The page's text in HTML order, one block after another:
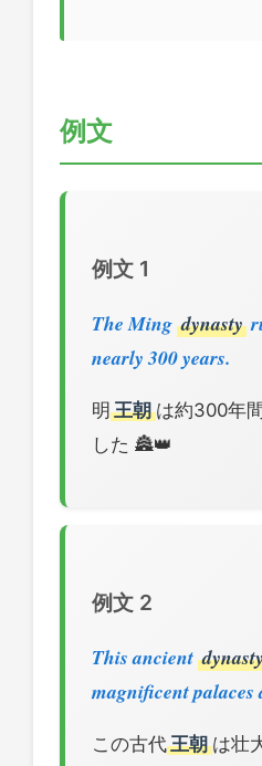
例文
例文 1
The Ming dynasty
nearly 300 years.
明 王朝は約300年
した 🏯👑
例文 2
This ancient
magnificent palaces
この古代王朝は壮